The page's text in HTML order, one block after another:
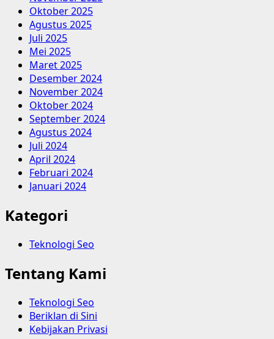
Oktober 2025
Agustus 2025
Juli 2025
Mei 2025
Maret 2025
Desember 2024
November 2024
Oktober 2024
September 2024
Agustus 2024
Juli 2024
April 2024
Februari 2024
Januari 2024
Kategori
Teknologi Seo
Tentang Kami
Teknologi Seo
Beriklan di Sini
Kebijakan Privasi